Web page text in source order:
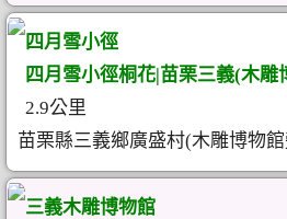
四月雪小徑
四月雪小徑桐花|苗栗三義(木雕
2.9公里
苗栗縣三義鄉廣盛村(木雕博物
三義木雕博物館